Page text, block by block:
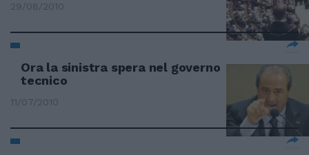
29/08/2010
Ora la sinistra spera nel governo
tecnico
11/07/2010